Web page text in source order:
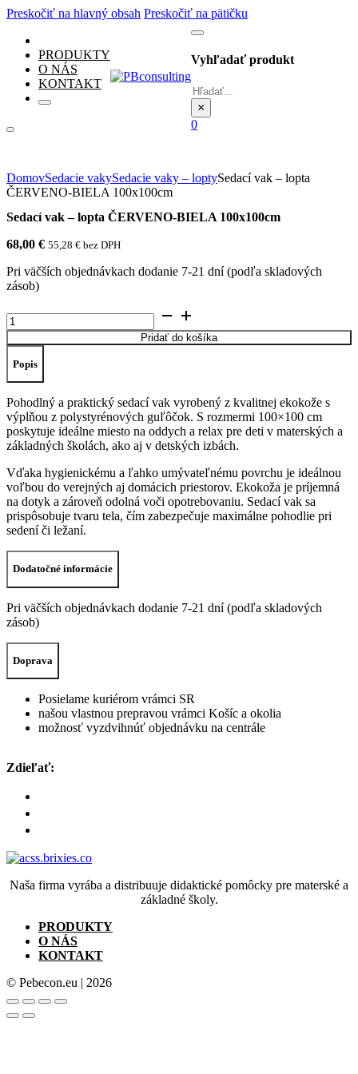
Preskočiť na hlavný obsah Preskočiť na pätičku
PRODUKTY
O NÁS
KONTAKT
Vyhľadať produkt
Hľadať
×
0
DomovSedacie vakySedacie vaky – loptySedací vak – lopta
ČERVENO-BIELA 100x100cm
Sedací vak – lopta ČERVENO-BIELA 100x100cm
68,00 € 55,28 € bez DPH
Pri väčších objednávkach dodanie 7-21 dní (podľa skladových
zásob)
množstvo
Sedací
vak
lopta
ČERVENO-
BIELA
100x100cm
Pridať do košíka
Popis
Pohodlný a praktický sedací vak vyrobený z kvalitnej ekokože s
výplňou z polystyrénových guľôčok. S rozmermi 100×100 cm
poskytuje ideálne miesto na oddych a relax pre deti v materských a
základných školách, ako aj v detských izbách.
Vďaka hygienickému a ľahko umývateľnému povrchu je ideálnou
voľbou do verejných aj domácich priestorov. Ekokoža je príjemná
na dotyk a zároveň odolná voči opotrebovaniu. Sedací vak sa
prispôsobuje tvaru tela, čím zabezpečuje maximálne pohodlie pri
sedení či ležaní.
Dodatočné informácie
Pri väčších objednávkach dodanie 7-21 dní (podľa skladových
zásob)
Doprava
Posielame kuriérom vrámci SR
našou vlastnou prepravou vrámci Košíc a okolia
možnosť vyzdvihnúť objednávku na centrále
Zdieľať:
Naša firma vyrába a distribuuje didaktické pomôcky pre materské a
základné školy.
PRODUKTY
O NÁS
KONTAKT
© Pebecon.eu | 2026